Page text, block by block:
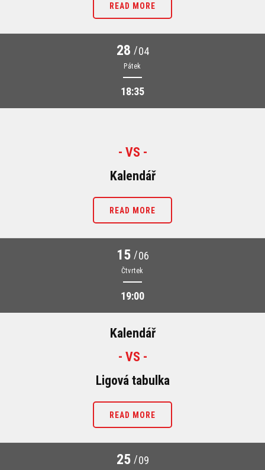
READ MORE
28 /04
Pátek
18:35
- VS -
Kalendář
READ MORE
15 /06
Čtvrtek
19:00
Kalendář
- VS -
Ligová tabulka
READ MORE
25 /09